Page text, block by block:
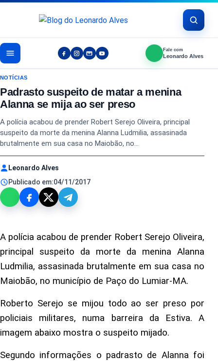
Pular para o conteúdo
Fale com
Leonardo Alves
NOTÍCIAS
Padrasto suspeito de matar a menina
Alanna se mija ao ser preso
A polícia acabou de prender Robert Serejo Oliveira, principal
suspeito da morte da menina Alanna Ludmilia, assasinada
brutalmente em sua casa no Maiobão, no…
Leonardo Alves
Publicado em:04/11/2017
A polícia acabou de prender Robert Serejo Oliveira,
principal suspeito da morte da menina Alanna
Ludmilia, assasinada brutalmente em sua casa no
Maiobão, no município de Paço do Lumiar-MA.
Roberto Serejo se mijou todo ao ser preso por
policiais militares, numa barreira da Estiva. A
imagem abaixo mostra o suspeito mijado.
Segundo informações o padrasto de Alanna foi